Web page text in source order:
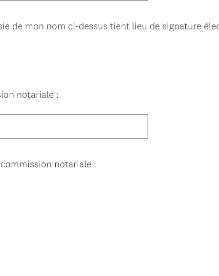
de mon nom ci-dessus tient lieu de signature
notariale :
notariale :